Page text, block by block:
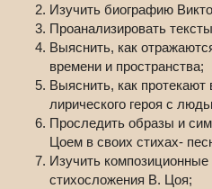
Изучить биографию
Проанализировать
Выяснить, как
времени и пространства;
Выяснить, как
лирического героя с
Проследить образы и
Цоем в своих стихах-
Изучить композиционные
стихосложения В. Цоя;